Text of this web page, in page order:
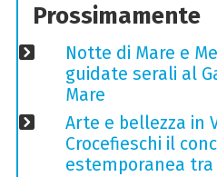
Prossimamente
Notte di Mare e
guidate serali al
Mare
Arte e bellezza in
Crocefieschi il
estemporanea tra